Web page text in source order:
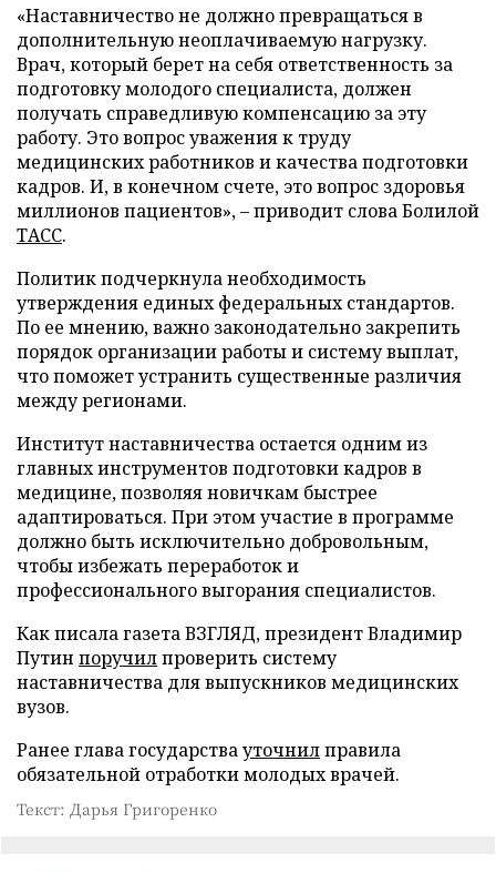
«Наставничество не должно превращаться в
дополнительную неоплачиваемую нагрузку.
Врач, который берет на себя ответственность за
подготовку молодого специалиста, должен
получать справедливую компенсацию за эту
работу. Это вопрос уважения к труду
медицинских работников и качества подготовки
кадров. И, в конечном счете, это вопрос здоровья
миллионов пациентов», – приводит слова Болилой
ТАСС.
Политик подчеркнула необходимость
утверждения единых федеральных стандартов.
По ее мнению, важно законодательно закрепить
порядок организации работы и систему выплат,
что поможет устранить существенные различия
между регионами.
Институт наставничества остается одним из
главных инструментов подготовки кадров в
медицине, позволяя новичкам быстрее
адаптироваться. При этом участие в программе
должно быть исключительно добровольным,
чтобы избежать переработок и
профессионального выгорания специалистов.
Как писала газета ВЗГЛЯД, президент Владимир
Путин поручилпроверить систему
наставничества для выпускников медицинских
вузов.
Ранее глава государствауточнилправила
обязательной отработки молодых врачей.
Текст: Дарья Григоренко